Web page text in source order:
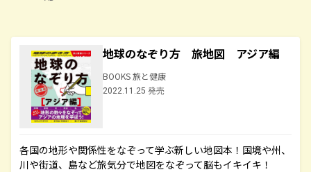
地球のなぞり方 旅地図 アジア編
BOOKS 旅と健康
2022.11.25 発売
各国の地形や関係性をなぞって学ぶ新しい地図本！国境や州、
川や街道、島など旅気分で地図をなぞって脳もイキイキ！